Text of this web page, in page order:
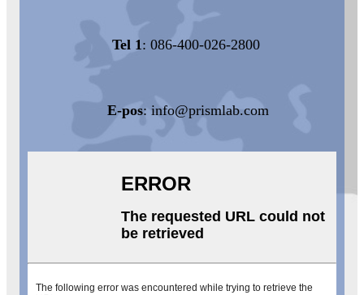
Tel 1: 086-400-026-2800
E-pos: info@prismlab.com